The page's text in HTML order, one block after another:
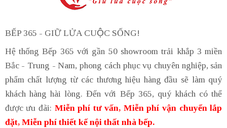
BẾP 365 - GIỮ LỬA CUỘC SỐNG!
Hệ thống Bếp 365 với gần 50 showroom trải khắp 3 miền
Bắc - Trung - Nam, phong cách phục vụ chuyên nghiệp, sản
phẩm chất lượng từ các thương hiệu hàng đầu sẽ làm quý
khách hàng hài lòng. Đến với Bếp 365, quý khách có thể
được ưu đãi: Miễn phí tư vấn, Miễn phí vận chuyển lắp
đặt, Miễn phí thiết kế nội thất nhà bếp.